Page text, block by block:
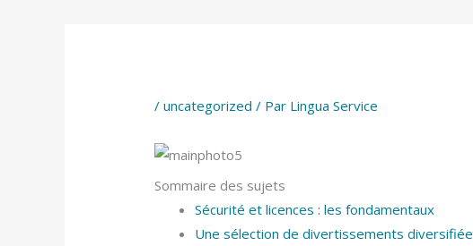
/uncategorized / Par Lingua Service
Sommaire des sujets
Sécurité et licences : les fondamentaux
Une sélection de divertissements diversifiée